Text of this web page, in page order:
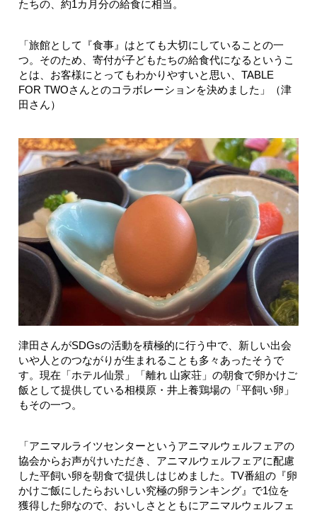
たちの、約1カ月分の給食に相当。
「旅館として『食事』はとても大切にしていることの一
つ。そのため、寄付が子どもたちの給食代になるというこ
とは、お客様にとってもわかりやすいと思い、TABLE
FOR TWOさんとのコラボレーションを決めました」（津
田さん）
津田さんがSDGsの活動を積極的に行う中で、新しい出会
いや人とのつながりが生まれることも多々あったそうで
す。現在「ホテル仙景」「離れ 山家荘」の朝食で卵かけご
飯として提供している相模原・井上養鶏場の「平飼い卵」
もその一つ。
「アニマルライツセンターというアニマルウェルフェアの
協会からお声がけいただき、アニマルウェルフェアに配慮
した平飼い卵を朝食で提供しはじめました。TV番組の『卵
かけご飯にしたらおいしい究極の卵ランキング』で1位を
獲得した卵なので、おいしさとともにアニマルウェルフェ